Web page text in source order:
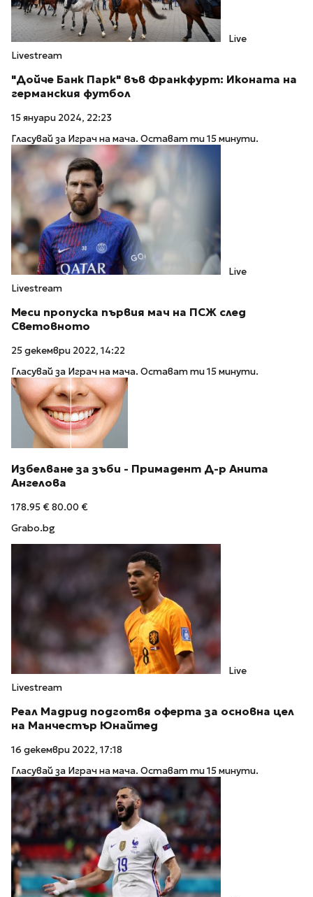
Live
Livestream
"Дойче Банк Парк" във Франкфурт: Иконата на
германския футбол
15 януари 2024, 22:23
Гласувай за Играч на мача. Остават ти 15 минути.
Live
Livestream
Меси пропуска първия мач на ПСЖ след
Световното
25 декември 2022, 14:22
Гласувай за Играч на мача. Остават ти 15 минути.
Избелване за зъби - Примадент Д-р Анита
Ангелова
178.95 €80.00 €
Grabo.bg
Live
Livestream
Реал Мадрид подготвя оферта за основна цел
на Манчестър Юнайтед
16 декември 2022, 17:18
Гласувай за Играч на мача. Остават ти 15 минути.